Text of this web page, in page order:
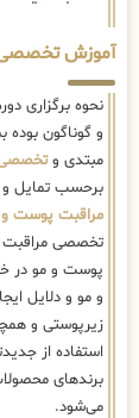
آموزش تخصصی
نحوه برگزاری
و گوناگون بوده
مبتدی و
برحسب تمایل و
مراقبت پوست
تخصصی مراقبت
پوست و مو در
و مو و دلایل
زیرپوستی و
استفاده از
برندهای
می‌شود.